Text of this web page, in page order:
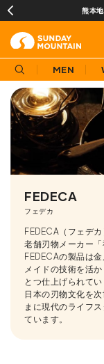
MEN
FEDECA
フェデカ
FEDECA（フェデ
老舗刃物メーカー「
FEDECAの製品は
メイドの技術を活
とつ仕上げられてい
日本の刃物文化を
まに現代のライフ
ています。